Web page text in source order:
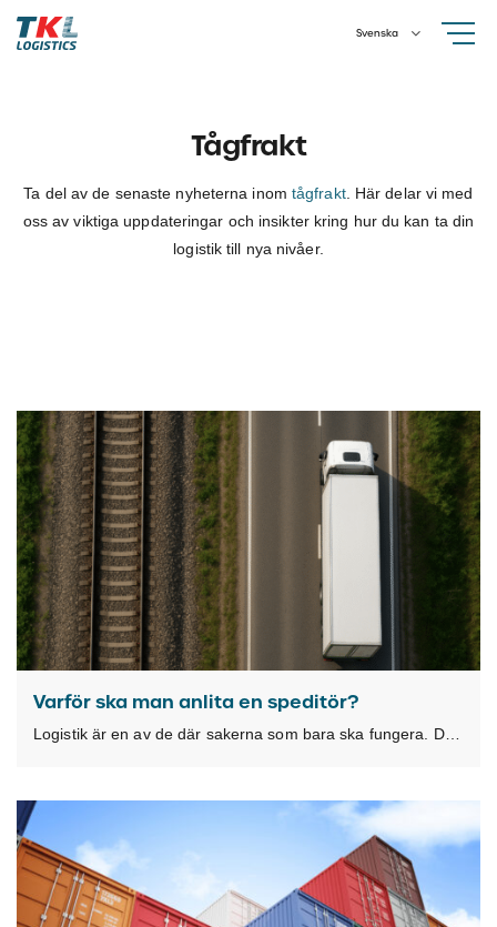
Skip
to
Svenska
Tågfrakt
Ta del av de senaste nyheterna inom tågfrakt. Här delar vi med
oss av viktiga uppdateringar och insikter kring hur du kan ta din
logistik till nya nivåer.
Varför ska man anlita en speditör?
Logistik är en av de där sakerna som bara ska fungera. Det är först när